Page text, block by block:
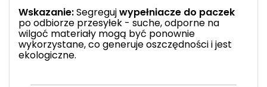
Wskazanie:Segregujwypełniacze do paczek
po odbiorze przesyłek - suche, odporne na
wilgoć materiały mogą być ponownie
wykorzystane, co generuje oszczędności i jest
ekologiczne.